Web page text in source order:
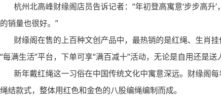
杭州北高峰财缘阁店员告诉记者：“年初登高寓意‘步步高升
的销量也很好。”
财缘阁在售的上百种文创产品中，最热销的是红绳、生肖
“每满生活”平台，下单可享“满百减十”活动，无论是自用还是送
新年戴红绳这一习俗在中国传统文化中寓意深远。财缘阁
绳结款式，整体用红色和金色的八股编绳编制而成。